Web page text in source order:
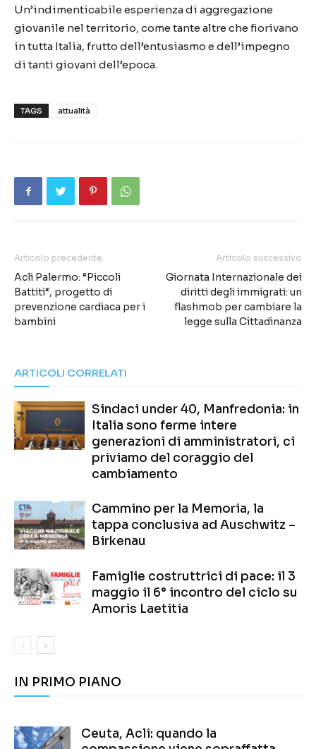
Un’indimenticabile esperienza di aggregazione
giovanile nel territorio, come tante altre che fiorivano
in tutta Italia, frutto dell’entusiasmo e dell’impegno
di tanti giovani dell’epoca.
TAGS attualità
Articolo precedente
Acli Palermo: “Piccoli
Battiti“, progetto di
prevenzione cardiaca per i
bambini
Articolo successivo
Giornata Internazionale dei
diritti degli immigrati: un
flashmob per cambiare la
legge sulla Cittadinanza
ARTICOLI CORRELATI
Sindaci under 40, Manfredonia: in
Italia sono ferme intere
generazioni di amministratori, ci
priviamo del coraggio del
cambiamento
Cammino per la Memoria, la
tappa conclusiva ad Auschwitz –
Birkenau
Famiglie costruttrici di pace: il 3
maggio il 6° incontro del ciclo su
Amoris Laetitia
IN PRIMO PIANO
Ceuta, Acli: quando la